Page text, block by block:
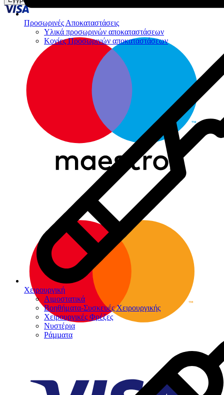
Προσωρινές Αποκαταστάσεις
Υλικά προσωρινών αποκαταστάσεων
Κονίες Προσωρινών αποκαταστάσεων
Χειρουργική
Αιμοστατικά
Βοηθήματα-Συσκευές Χειρουργικής
Χειρουργικές Φρέζες
Νυστέρια
Ράµµατα